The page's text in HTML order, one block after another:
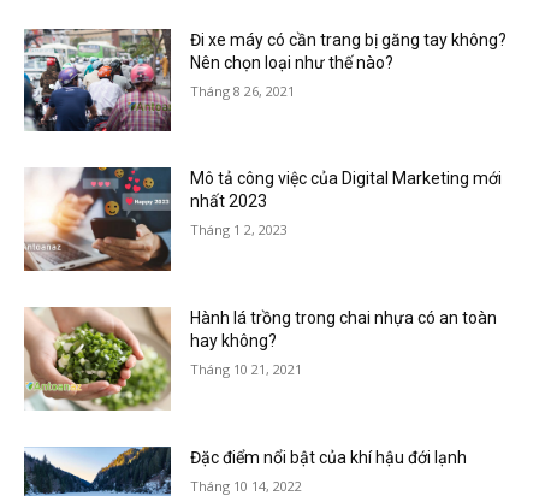
Đi xe máy có cần trang bị găng tay không?
Nên chọn loại như thế nào?
Tháng 8 26, 2021
Mô tả công việc của Digital Marketing mới
nhất 2023
Tháng 1 2, 2023
Hành lá trồng trong chai nhựa có an toàn
hay không?
Tháng 10 21, 2021
Đặc điểm nổi bật của khí hậu đới lạnh
Tháng 10 14, 2022